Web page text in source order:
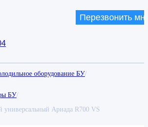
Перезвонить
оборудование БУ/
БУ/
универсальный Ариада R700 VS